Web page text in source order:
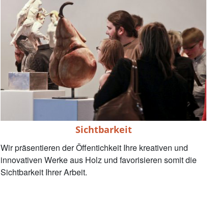
Sichtbarkeit
Wir präsentieren der Öffentichkeit Ihre kreativen und
innovativen Werke aus Holz und favorisieren somit die
Sichtbarkeit Ihrer Arbeit.